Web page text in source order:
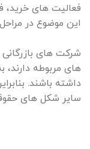
فعالیت های خرید،
این موضوع در
شرکت های بازرگانی
های مربوطه دارند،
داشته باشند.
سایر شکل های